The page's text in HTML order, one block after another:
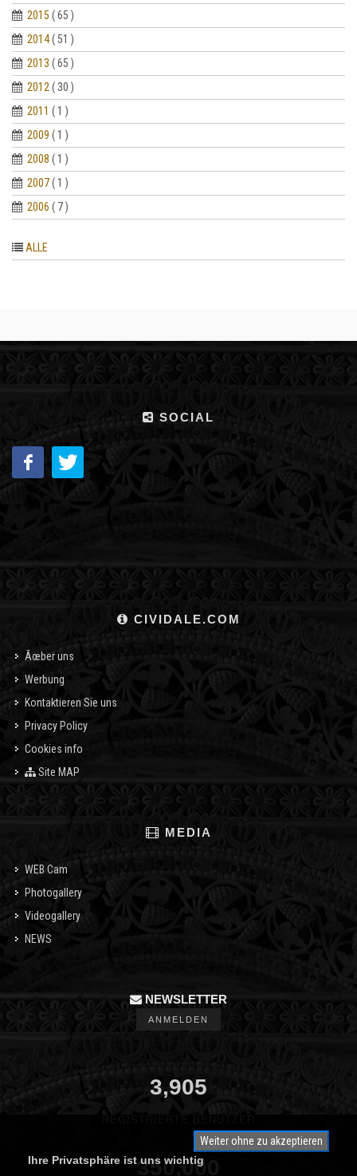
2015 ( 65 )
2014( 51 )
2013 ( 65 )
2012( 30 )
2011 ( 1 )
2009 ( 1 )
2008 ( 1 )
2007( 1 )
2006 ( 7 )
ALLE
SOCIAL
CIVIDALE.COM
Ãœber uns
Werbung
Kontaktieren Sie uns
Privacy Policy
Cookies info
Site MAP
MEDIA
WEB Cam
Photogallery
Videogallery
NEWS
NEWSLETTER
ANMELDEN
3,905
350,000
Weiter ohne zu akzeptieren
Ihre Privatsphäre ist uns wichtig